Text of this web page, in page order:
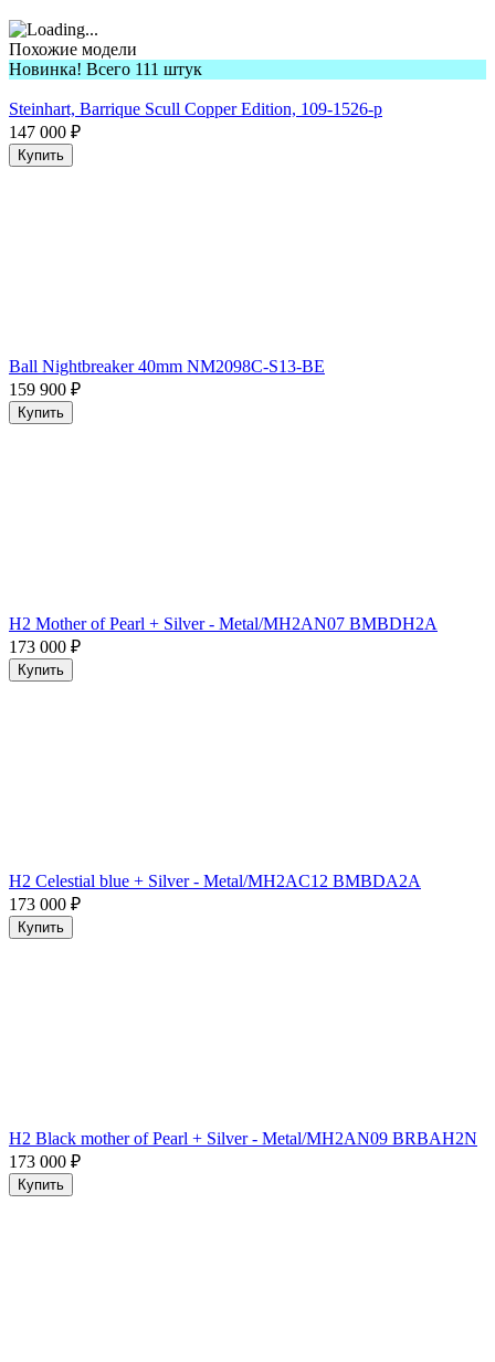
Похожие модели
Новинка! Всего 111 штук
Steinhart, Barrique Scull Copper Edition, 109-1526-p
147 000 ₽
Купить
Ball Nightbreaker 40mm NM2098C-S13-BE
159 900 ₽
Купить
H2 Mother of Pearl + Silver - Metal/MH2AN07 BMBDH2A
173 000 ₽
Купить
H2 Celestial blue + Silver - Metal/MH2AC12 BMBDA2A
173 000 ₽
Купить
H2 Black mother of Pearl + Silver - Metal/MH2AN09 BRBAH2N
173 000 ₽
Купить